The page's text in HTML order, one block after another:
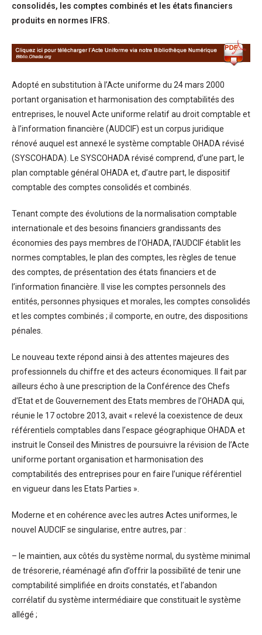
consolidés, les comptes combinés et les états financiers
produits en normes IFRS.
Adopté en substitution à l’Acte uniforme du 24 mars 2000
portant organisation et harmonisation des comptabilités des
entreprises, le nouvel Acte uniforme relatif au droit comptable et
à l’information financière (AUDCIF) est un corpus juridique
rénové auquel est annexé le système comptable OHADA révisé
(SYSCOHADA). Le SYSCOHADA révisé comprend, d’une part, le
plan comptable général OHADA et, d’autre part, le dispositif
comptable des comptes consolidés et combinés.
Tenant compte des évolutions de la normalisation comptable
internationale et des besoins financiers grandissants des
économies des pays membres de l’OHADA, l’AUDCIF établit les
normes comptables, le plan des comptes, les règles de tenue
des comptes, de présentation des états financiers et de
l’information financière. Il vise les comptes personnels des
entités, personnes physiques et morales, les comptes consolidés
et les comptes combinés ; il comporte, en outre, des dispositions
pénales.
Le nouveau texte répond ainsi à des attentes majeures des
professionnels du chiffre et des acteurs économiques. Il fait par
ailleurs écho à une prescription de la Conférence des Chefs
d’Etat et de Gouvernement des Etats membres de l’OHADA qui,
réunie le 17 octobre 2013, avait « relevé la coexistence de deux
référentiels comptables dans l’espace géographique OHADA et
instruit le Conseil des Ministres de poursuivre la révision de l’Acte
uniforme portant organisation et harmonisation des
comptabilités des entreprises pour en faire l’unique référentiel
en vigueur dans les Etats Parties ».
Moderne et en cohérence avec les autres Actes uniformes, le
nouvel AUDCIF se singularise, entre autres, par :
– le maintien, aux côtés du système normal, du système minimal
de trésorerie, réaménagé afin d’offrir la possibilité de tenir une
comptabilité simplifiée en droits constatés, et l’abandon
corrélatif du système intermédiaire que constituait le système
allégé ;